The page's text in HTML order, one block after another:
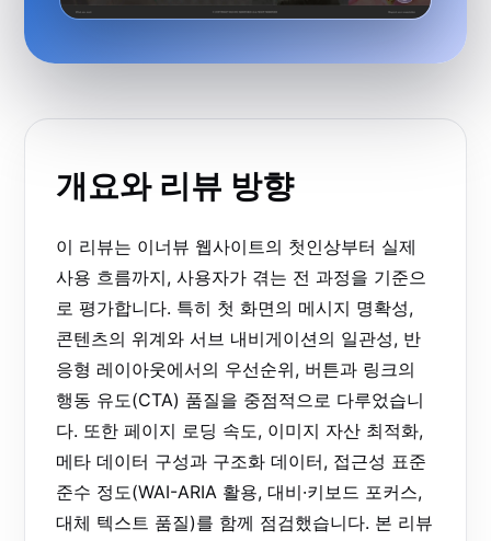
개요와 리뷰 방향
이 리뷰는 이너뷰 웹사이트의 첫인상부터 실제
사용 흐름까지, 사용자가 겪는 전 과정을 기준으
로 평가합니다. 특히 첫 화면의 메시지 명확성,
콘텐츠의 위계와 서브 내비게이션의 일관성, 반
응형 레이아웃에서의 우선순위, 버튼과 링크의
행동 유도(CTA) 품질을 중점적으로 다루었습니
다. 또한 페이지 로딩 속도, 이미지 자산 최적화,
메타 데이터 구성과 구조화 데이터, 접근성 표준
준수 정도(WAI-ARIA 활용, 대비·키보드 포커스,
대체 텍스트 품질)를 함께 점검했습니다. 본 리뷰